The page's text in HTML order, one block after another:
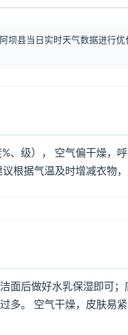
坝县当日实时天气数据进行
级）， 空气偏干燥，
根据气温及时增减衣物，
面后做好水乳保湿即可
多。 空气干燥，皮肤易